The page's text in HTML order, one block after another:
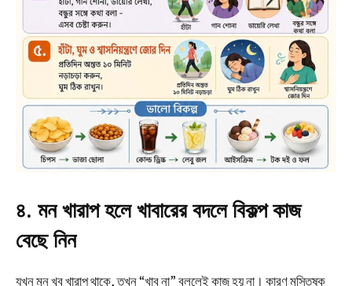
৪. মন খারাপ হলে খাবারের বদলে বিকল্প কাজ
বেছে নিন
যখন মন খুব খারাপ থাকে, তখন “খাব না” বললেই কাজ হয় না। কারণ মস্তিষ্ক